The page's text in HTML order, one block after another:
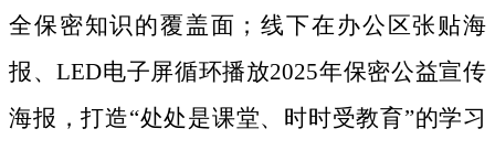
全保密知识的覆盖面；线下在办公区张贴海
报、LED电子屏循环播放2025年保密公益宣传
海报，打造“处处是课堂、时时受教育”的学习